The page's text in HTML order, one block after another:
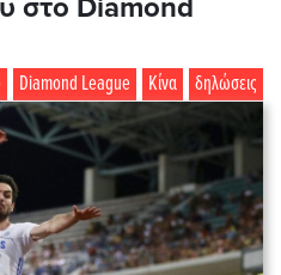
στο Diamond
δηλώσεις
Κίνα
Diamond League